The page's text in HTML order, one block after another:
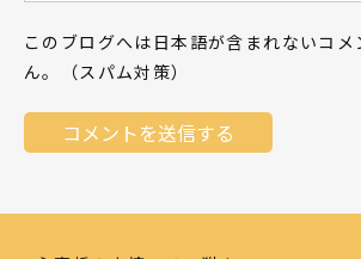
このブログへは日本語が含まれないコメ
ん。（スパム対策）